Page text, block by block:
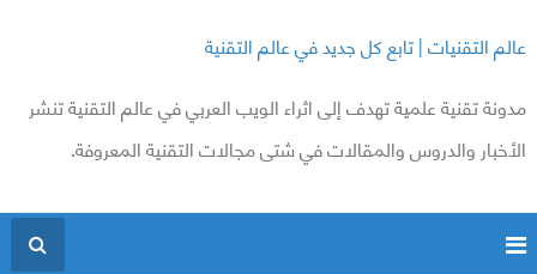
عالم التقنيات | تابع كل جديد في عالم التقنية
مدونة تقنية علمية تهدف إلى اثراء الويب العربي في عالم التقنية تنشر
الأخبار والدروس والمقالات في شتى مجالات التقنية المعروفة.